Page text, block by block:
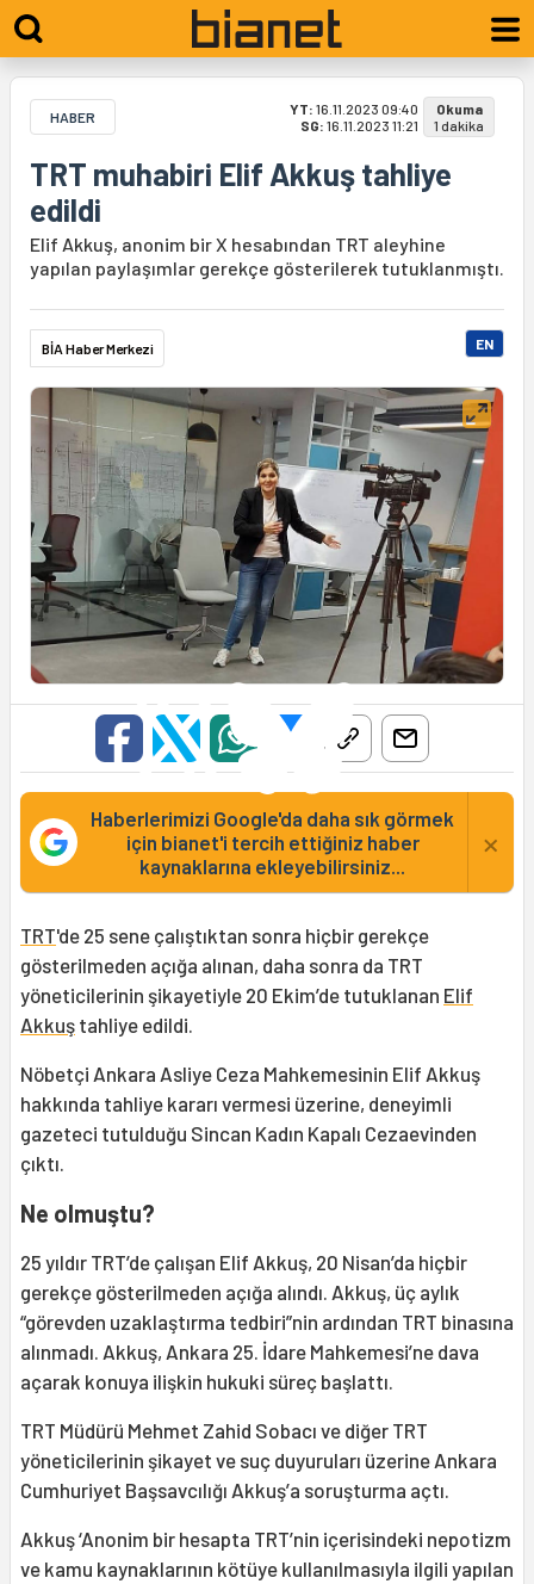
HABER YT: 16.11.2023 09:40
SG: 16.11.2023 11:21
Okuma
1 dakika
TRT muhabiri Elif Akkuş tahliye
edildi
Elif Akkuş, anonim bir X hesabından TRT aleyhine
yapılan paylaşımlar gerekçe gösterilerek tutuklanmıştı.
BİA Haber Merkezi EN
Haberlerimizi Google'da daha sık görmek
için bianet'i tercih ettiğiniz haber
kaynaklarına ekleyebilirsiniz...
×
TRT'de 25 sene çalıştıktan sonra hiçbir gerekçe
gösterilmeden açığa alınan, daha sonra da TRT
yöneticilerinin şikayetiyle 20 Ekim’de tutuklanan Elif
Akkuş tahliye edildi.
Nöbetçi Ankara Asliye Ceza Mahkemesinin Elif Akkuş
hakkında tahliye kararı vermesi üzerine, deneyimli
gazeteci tutulduğu Sincan Kadın Kapalı Cezaevinden
çıktı.
Ne olmuştu?
25 yıldır TRT’de çalışan Elif Akkuş, 20 Nisan’da hiçbir
gerekçe gösterilmeden açığa alındı. Akkuş, üç aylık
“görevden uzaklaştırma tedbiri”nin ardından TRT binasına
alınmadı. Akkuş, Ankara 25. İdare Mahkemesi’ne dava
açarak konuya ilişkin hukuki süreç başlattı.
TRT Müdürü Mehmet Zahid Sobacı ve diğer TRT
yöneticilerinin şikayet ve suç duyuruları üzerine Ankara
Cumhuriyet Başsavcılığı Akkuş’a soruşturma açtı.
Akkuş ‘Anonim bir hesapta TRT’nin içerisindeki nepotizm
ve kamu kaynaklarının kötüye kullanılmasıyla ilgili yapılan